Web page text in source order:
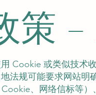
策
Cookie 或类似技术
法规可能要求网站明
、网络信标等